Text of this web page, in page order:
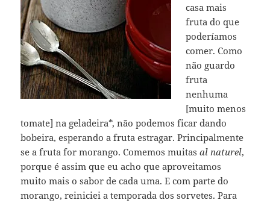
casa mais
fruta do que
poderíamos
comer. Como
não guardo
fruta
nenhuma
[muito menos
tomate] na geladeira*, não podemos ficar dando
bobeira, esperando a fruta estragar. Principalmente
se a fruta for morango. Comemos muitasal naturel,
porque é assim que eu acho que aproveitamos
muito mais o sabor de cada uma. E com parte do
morango, reiniciei a temporada dos sorvetes. Para